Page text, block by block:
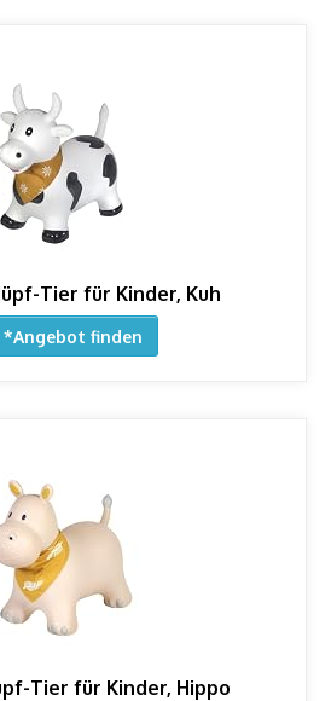
Tier für Kinder, Kuh
*Angebot finden
Tier für Kinder, Hippo